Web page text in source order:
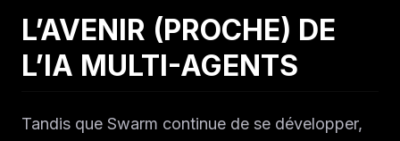
L’AVENIR (PROCHE) DE
L’IA MULTI-AGENTS
Tandis que Swarm continue de se développer,